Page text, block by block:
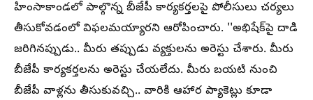
హింసాకాండలో పాల్గొన్న బీజేపీ కార్యకర్తలపై పోలీసులు చర్యలు
తీసుకోవడంలో విఫలమయ్యారని ఆరోపించారు. ''అభిషేక్‌పై దాడి
జరిగినప్పుడు.. మీరు తప్పుడు వ్యక్తులను అరెస్టు చేశారు. మీరు
బీజేపీ కార్యకర్తలను అరెస్టు చేయలేదు. మీరు బయటి నుంచి
బీజేపీ వాళ్లను తీసుకువచ్చి.. వారికి ఆహార ప్యాకెట్లు కూడా